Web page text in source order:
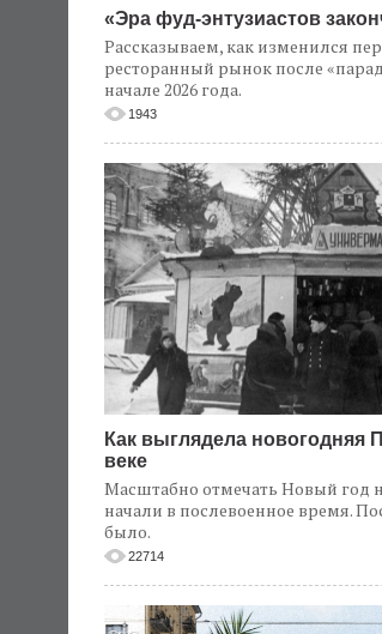
«Эра фуд-энтузиастов
Рассказываем, как изменился
ресторанный рынок после
начале 2026 года.
1943
Как выглядела
веке
Масштабно отмечать Новый год
начали в послевоенное время.
было.
22714